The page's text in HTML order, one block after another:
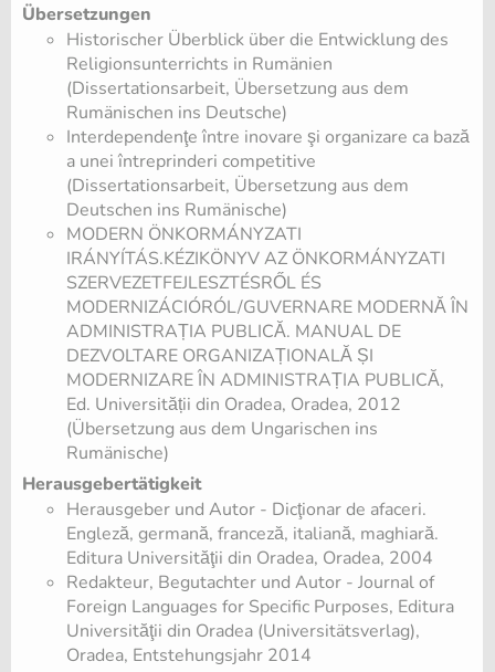
Übersetzungen
Historischer Überblick über die Entwicklung des
Religionsunterrichts in Rumänien
(Dissertationsarbeit, Übersetzung aus dem
Rumänischen ins Deutsche)
Interdependenţe între inovare şi organizare ca bază
a unei întreprinderi competitive
(Dissertationsarbeit, Übersetzung aus dem
Deutschen ins Rumänische)
MODERN ÖNKORMÁNYZATI
IRÁNYÍTÁS.KÉZIKÖNYV AZ ÖNKORMÁNYZATI
SZERVEZETFEJLESZTÉSRŐL ÉS
MODERNIZÁCIÓRÓL/GUVERNARE MODERNĂ ÎN
ADMINISTRAȚIA PUBLICĂ. MANUAL DE
DEZVOLTARE ORGANIZAȚIONALĂ ȘI
MODERNIZARE ÎN ADMINISTRAȚIA PUBLICĂ,
Ed. Universității din Oradea, Oradea, 2012
(Übersetzung aus dem Ungarischen ins
Rumänische)
Herausgebertätigkeit
Herausgeber und Autor - Dicţionar de afaceri.
Engleză, germană, franceză, italiană, maghiară.
Editura Universităţii din Oradea, Oradea, 2004
Redakteur, Begutachter und Autor - Journal of
Foreign Languages for Specific Purposes, Editura
Universităţii din Oradea (Universitätsverlag),
Oradea, Entstehungsjahr 2014